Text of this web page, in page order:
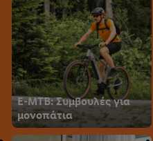
E-MTB: Συμβουλές για
μονοπάτια